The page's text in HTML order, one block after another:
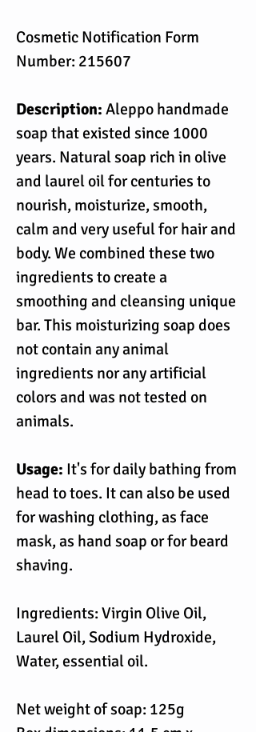
Cosmetic Notification Form
Number: 215607
Description: Aleppo handmade
soap that existed since 1000
years. Natural soap rich in olive
and laurel oil for centuries to
nourish, moisturize, smooth,
calm and very useful for hair and
body. We combined these two
ingredients to create a
smoothing and cleansing unique
bar. This moisturizing soap does
not contain any animal
ingredients nor any artificial
colors and was not tested on
animals.
Usage: It's for daily bathing from
head to toes. It can also be used
for washing clothing, as face
mask, as hand soap or for beard
shaving.
Ingredients: Virgin Olive Oil,
Laurel Oil, Sodium Hydroxide,
Water, essential oil.
Net weight of soap: 125g